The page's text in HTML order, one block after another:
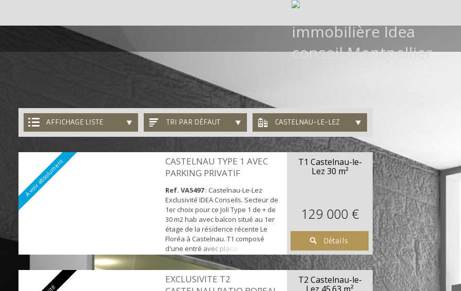
AFFICHAGE LISTE TRI PAR DÉFAUT CASTELNAU-LE-LEZ
A voir absolument
CASTELNAU TYPE 1 AVEC
PARKING PRIVATIF
Ref. VA5497: Castelnau-Le-Lez
Exclusivité IDEA Conseils. Secteur de
1er choix pour ce Joli Type 1 de + de
30 m2 hab avec balcon situé au 1er
étage de la résidence récente Le
Floréa à Castelnau. T1 composé
d'une entré avec placard, d'une
belle pièce de vie lumineuse
donnant sur le balcon, d'une cuisine
us aménagée et semi équipée et
d'un salle d'eau avec wc. Cet
T1 Castelnau-le-
Lez 30 m²
129 000 €
Détails
EXCLUSIVITE T2
T2 Castelnau-le-